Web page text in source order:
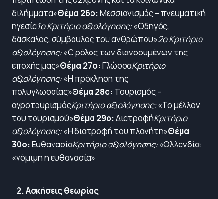
διλήμματα»Θέμα 26ο:Μεσσιανισμός – πνευματική
ηγεσία1ο Κριτήριο αξιολόγησης:«Οδηγός,
δάσκαλος, σύμβουλος του ανθρώπου»2ο Κριτήριο
αξιολόγησης:«Ο ρόλος των διανοουμένων της
εποχής μας»Θέμα 27ο:ΓλώσσαΚριτήριο
αξιολόγησης:«Η πρόκληση της
πολυγλωσσίας»Θέμα 28ο: Τουρισμός –
αγροτουρισμόςΚριτήριο αξιολόγησης:«Το μέλλον
του τουρισμού»Θέμα 29ο:ΔιατροφήΚριτήριο
αξιολόγησης:«Η διατροφή του πλανήτη»Θέμα
30ο:ΕυθανασίαΚριτήριο αξιολόγησης:«Oλλανδία:
«νόμιμη η ευθανασία»
2. Ασκήσεις θεωρίας